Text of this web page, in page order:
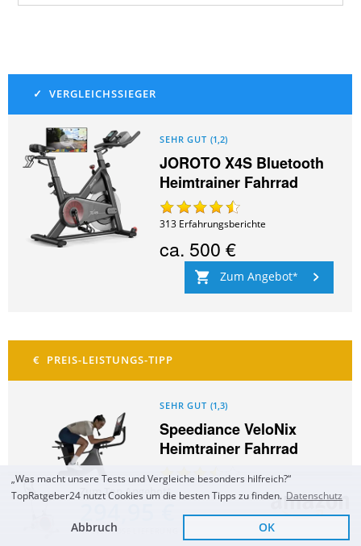
Zum Top Angebot
KOSTENLOSE LIEFERUNG
SEHR GUT (1,2)
JOROTO X4S Bluetooth
Heimtrainer Fahrrad
313 Erfahrungsberichte
ca. 500 €
Zum Angebot
SEHR GUT (1,3)
Speediance VeloNix
Heimtrainer Fahrrad
10 Erfahrungsberichte
ca.2.260 €
„Was macht unsere Tests und Vergleiche besonders hilfreich?“
TopRatgeber24 nutzt Cookies um die besten Tipps zu finden. Datenschutz
Abbruch OK